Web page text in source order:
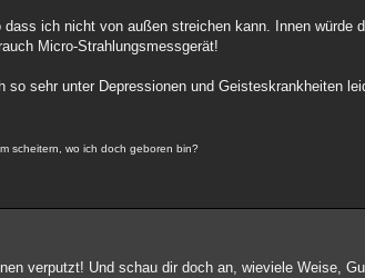
dass ich nicht von außen streichen kann. Innen
Micro-Strahlungsmessgerät!
so sehr unter Depressionen und Geisteskrankheiten
scheitern, wo ich doch geboren bin?
verputzt! Und schau dir doch an, wieviele Weise,